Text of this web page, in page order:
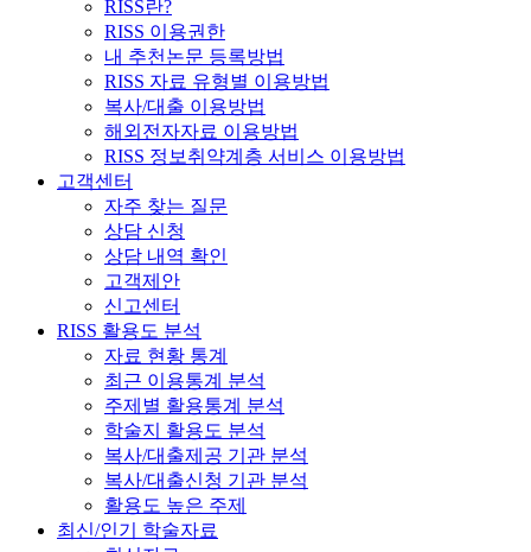
RISS란?
RISS 이용권한
내 추천논문 등록방법
RISS 자료 유형별 이용방법
복사/대출 이용방법
해외전자자료 이용방법
RISS 정보취약계층 서비스 이용방법
고객센터
자주 찾는 질문
상담 신청
상담 내역 확인
고객제안
신고센터
RISS 활용도 분석
자료 현황 통계
최근 이용통계 분석
주제별 활용통계 분석
학술지 활용도 분석
복사/대출제공 기관 분석
복사/대출신청 기관 분석
활용도 높은 주제
최신/인기 학술자료